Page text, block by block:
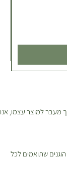
מעבר למוצר עצמו, אנו
שתואמים לכל